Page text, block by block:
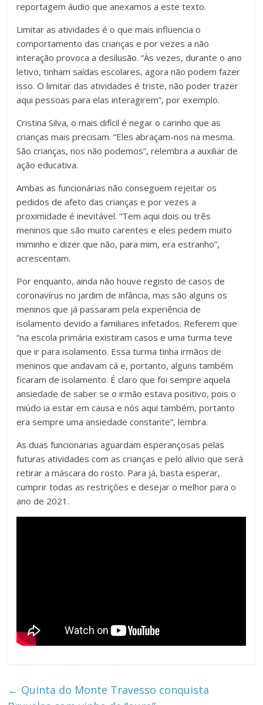
reportagem áudio que anexamos a este texto.
Limitar as atividades é o que mais influencia o
comportamento das crianças e por vezes a não
interação provoca a desilusão. “Às vezes, durante o ano
letivo, tinham saídas escolares, agora não podem fazer
isso. O limitar das atividades é triste, não poder trazer
aqui pessoas para elas interagirem”, por exemplo.
Cristina Silva, o mais difícil é negar o carinho que as
crianças mais precisam. “Eles abraçam-nos na mesma.
São crianças, nos não podemos”, relembra a auxiliar de
ação educativa.
Ambas as funcionárias não conseguem rejeitar os
pedidos de afeto das crianças e por vezes a
proximidade é inevitável. “Tem aqui dois ou três
meninos que são muito carentes e eles pedem muito
miminho e dizer que não, para mim, era estranho”,
acrescentam.
Por enquanto, ainda não houve registo de casos de
coronavírus no jardim de infância, mas são alguns os
meninos que já passaram pela experiência de
isolamento devido a familiares infetados. Referem que
“na escola primária existiram casos e uma turma teve
que ir para isolamento. Essa turma tinha irmãos de
meninos que andavam cá e, portanto, alguns também
ficaram de isolamento. É claro que foi sempre aquela
ansiedade de saber se o irmão estava positivo, pois o
miúdo ia estar em causa e nós aqui também, portanto
era sempre uma ansiedade constante”, lembra.
As duas funcionarias aguardam esperançosas pelas
futuras atividades com as crianças e pelo alívio que será
retirar a máscara do rosto. Para já, basta esperar,
cumprir todas as restrições e desejar o melhor para o
ano de 2021.
← Quinta do Monte Travesso conquista